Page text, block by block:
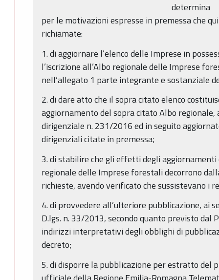
determina
per le motivazioni espresse in premessa che
richiamate:
1. di aggiornare l’elenco delle Imprese in
l’iscrizione all’Albo regionale delle Imprese
nell’allegato 1 parte integrante e sostanziale
2. di dare atto che il sopra citato elenco
aggiornamento del sopra citato Albo
dirigenziale n. 231/2016 ed in seguito
dirigenziali citate in premessa;
3. di stabilire che gli effetti degli aggiornamenti
regionale delle Imprese forestali decorrono
richieste, avendo verificato che sussistevano i
4. di provvedere all’ulteriore pubblicazione, ai
D.lgs. n. 33/2013, secondo quanto previsto dal
indirizzi interpretativi degli obblighi di
decreto;
5. di disporre la pubblicazione per estratto del